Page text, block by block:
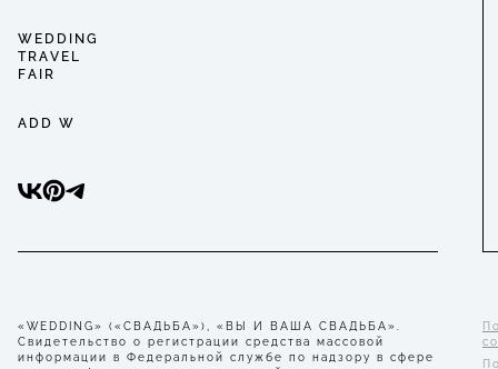
WEDDING
TRAVEL
FAIR
ADD W
«WEDDING» («СВАДЬБА»), «ВЫ И ВАША СВАДЬБА».
Свидетельство о регистрации средства массовой
информации в Федеральной службе по надзору в сфере